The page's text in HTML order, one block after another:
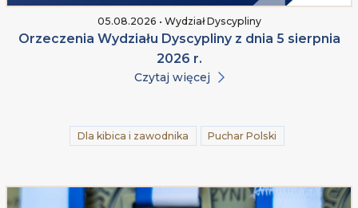
05.08.2026 • Wydział Dyscypliny
Orzeczenia Wydziału Dyscypliny z dnia 5 sierpnia
2026 r.
Czytaj więcej
Dla kibica i zawodnika Puchar Polski